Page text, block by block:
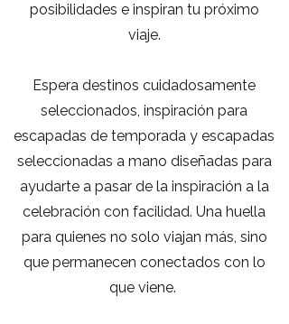
posibilidades e inspiran tu próximo
viaje.
Espera destinos cuidadosamente
seleccionados, inspiración para
escapadas de temporada y escapadas
seleccionadas a mano diseñadas para
ayudarte a pasar de la inspiración a la
celebración con facilidad. Una huella
para quienes no solo viajan más, sino
que permanecen conectados con lo
que viene. ​